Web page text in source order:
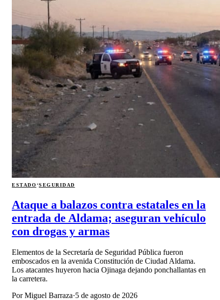
ESTADO·SEGURIDAD
Ataque a balazos contra estatales en la
entrada de Aldama; aseguran vehículo
con drogas y armas
Elementos de la Secretaría de Seguridad Pública fueron
emboscados en la avenida Constitución de Ciudad Aldama.
Los atacantes huyeron hacia Ojinaga dejando ponchallantas en
la carretera.
PorMiguel Barraza·5 de agosto de 2026